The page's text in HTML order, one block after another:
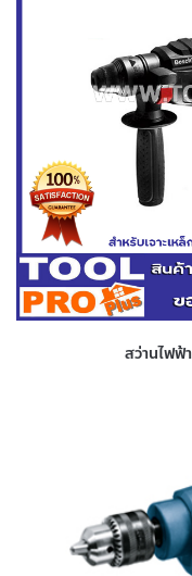
สว่านไฟฟ้